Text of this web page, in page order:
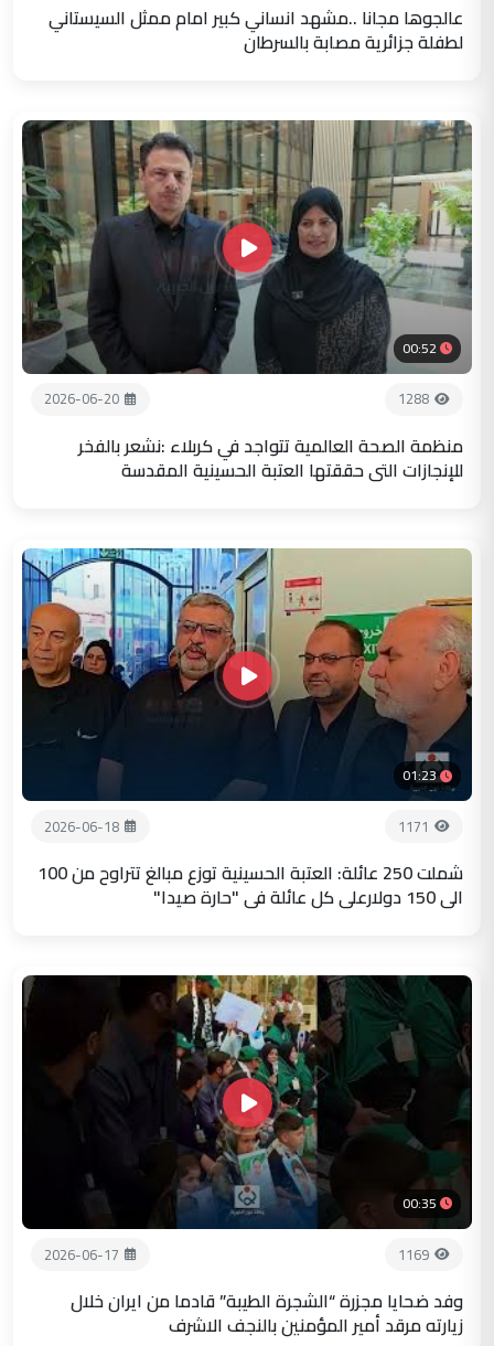
عالجوها مجانا ..مشهد انساني كبير امام ممثل السيستاني
لطفلة جزائرية مصابة بالسرطان
00:52
1288
2026-06-20
منظمة الصحة العالمية تتواجد في كربلاء :نشعر بالفخر
للإنجازات التي حققتها العتبة الحسينية المقدسة
01:23
1171
2026-06-18
شملت 250 عائلة: العتبة الحسينية توزع مبالغ تتراوح من 100
الى 150 دولارعلى كل عائلة في "حارة صيدا"
00:35
1169
2026-06-17
وفد ضحايا مجزرة “الشجرة الطيبة” قادما من ايران خلال
زيارته مرقد أمير المؤمنين بالنجف الاشرف